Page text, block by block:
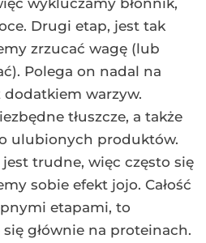
Drugi etap, jest tak
zrzucać wagę (lub
Polega on nadal na
dodatkiem warzyw.
tłuszcze, a także
ulubionych produktów.
trudne, więc często się
sobie efekt jojo. Całość
etapami, to
głównie na proteinach.